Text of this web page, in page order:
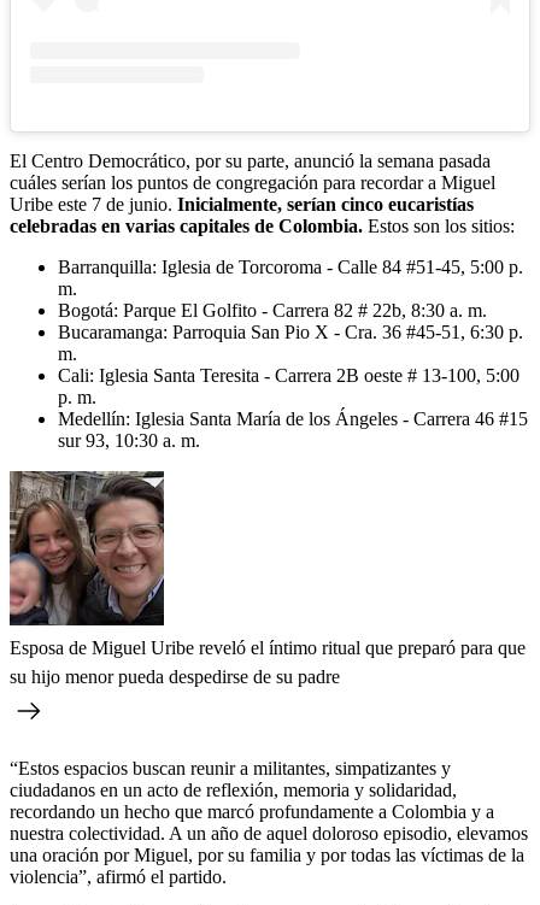
El Centro Democrático, por su parte, anunció la semana pasada
cuáles serían los puntos de congregación para recordar a Miguel
Uribe este 7 de junio. Inicialmente, serían cinco eucaristías
celebradas en varias capitales de Colombia. Estos son los sitios:
Barranquilla: Iglesia de Torcoroma - Calle 84 #51-45, 5:00 p.
m.
Bogotá: Parque El Golfito - Carrera 82 # 22b, 8:30 a. m.
Bucaramanga: Parroquia San Pio X - Cra. 36 #45-51, 6:30 p.
m.
Cali: Iglesia Santa Teresita - Carrera 2B oeste # 13-100, 5:00
p. m.
Medellín: Iglesia Santa María de los Ángeles - Carrera 46 #15
sur 93, 10:30 a. m.
Esposa de Miguel Uribe reveló el íntimo ritual que preparó para que
su hijo menor pueda despedirse de su padre
“Estos espacios buscan reunir a militantes, simpatizantes y
ciudadanos en un acto de reflexión, memoria y solidaridad,
recordando un hecho que marcó profundamente a Colombia y a
nuestra colectividad. A un año de aquel doloroso episodio, elevamos
una oración por Miguel, por su familia y por todas las víctimas de la
violencia”, afirmó el partido.